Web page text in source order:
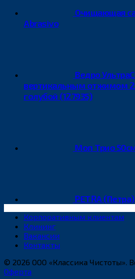
Очищающая
Abrasivo
Ведро
вертикальным отжимом
голубой (127935)
Моп Трио
PETRA
Корпоративным клиентам
Клининг
Вакансии
Контакты
© 2026 ООО «Классика Чистоты».
Оферта